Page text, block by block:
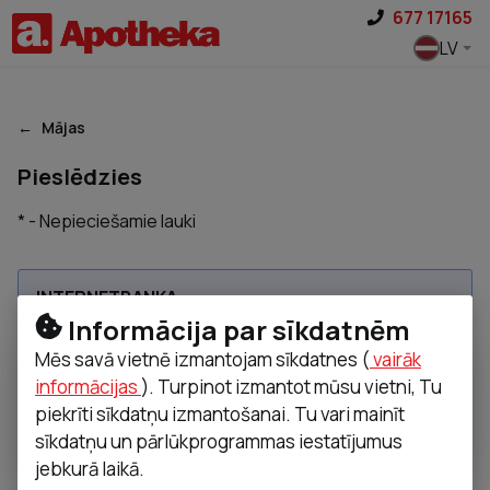
677 17165
LV
Mājas
Pieslēdzies
* - Nepieciešamie lauki
INTERNETBANKA
Swedbank SEB Citadele Latvia
LUMINOR
Informācija par sīkdatnēm
Mēs savā vietnē izmantojam sīkdatnes (vairāk
informācijas ). Turpinot izmantot mūsu vietni, Tu
piekrīti sīkdatņu izmantošanai. Tu vari mainīt
sīkdatņu un pārlūkprogrammas iestatījumus
jebkurā laikā.